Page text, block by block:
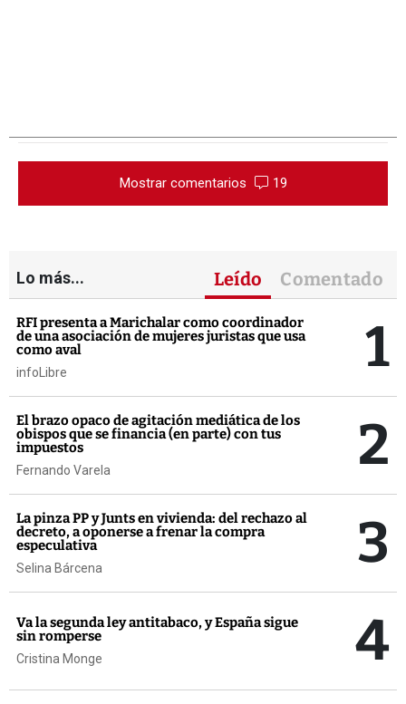
Mostrar comentarios 19
Lo más... Leído Comentado
RFI presenta a Marichalar como coordinador
de una asociación de mujeres juristas que usa
como aval
infoLibre 1
El brazo opaco de agitación mediática de los
obispos que se financia (en parte) con tus
impuestos
Fernando Varela 2
La pinza PP y Junts en vivienda: del rechazo al
decreto, a oponerse a frenar la compra
especulativa
Selina Bárcena 3
Va la segunda ley antitabaco, y España sigue
sin romperse
Cristina Monge 4